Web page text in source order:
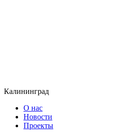
Калининград
О нас
Новости
Проекты